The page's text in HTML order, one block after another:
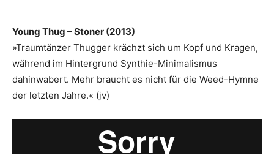
Young Thug – Stoner (2013)
»Traumtänzer Thugger krächzt sich um Kopf und Kragen,
während im Hintergrund Synthie-Minimalismus
dahinwabert. Mehr braucht es nicht für die Weed-Hymne
der letzten Jahre.« (jv)